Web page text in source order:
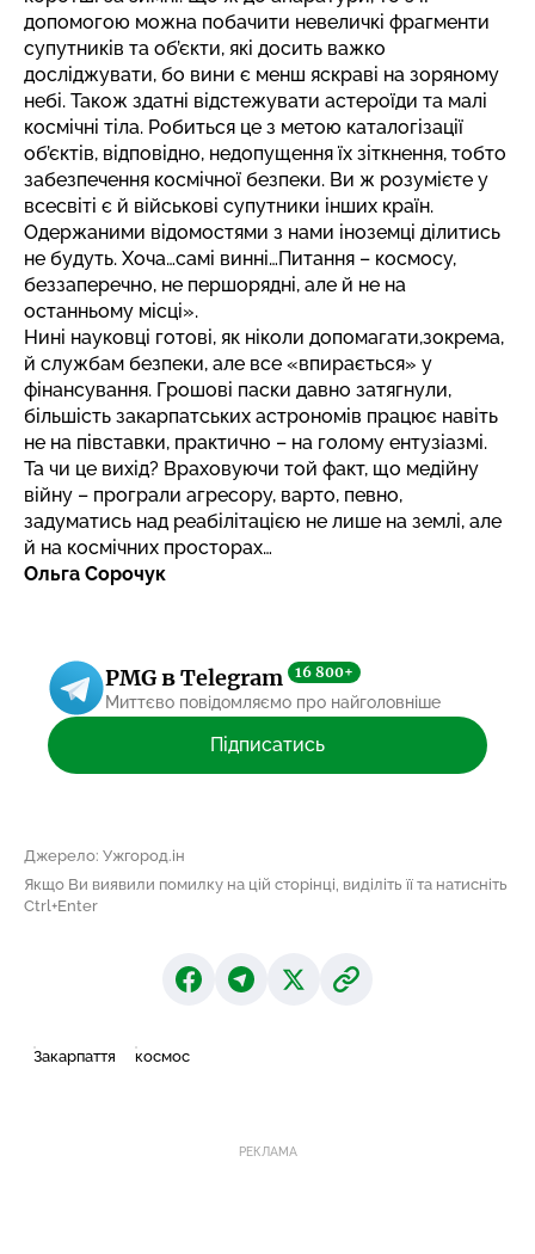
допомогою можна побачити невеличкі фрагменти
супутників та об’єкти, які досить важко
досліджувати, бо вини є менш яскраві на зоряному
небі. Також здатні відстежувати астероїди та малі
космічні тіла. Робиться це з метою каталогізації
об’єктів, відповідно, недопущення їх зіткнення, тобто
забезпечення космічної безпеки. Ви ж розумієте у
всесвіті є й військові супутники інших країн.
Одержаними відомостями з нами іноземці ділитись
не будуть. Хоча…самі винні…Питання – космосу,
беззаперечно, не першорядні, але й не на
останньому місці».
Нині науковці готові, як ніколи допомагати,зокрема,
й службам безпеки, але все «впирається» у
фінансування. Грошові паски давно затягнули,
більшість закарпатських астрономів працює навіть
не на півставки, практично – на голому ентузіазмі.
Та чи це вихід? Враховуючи той факт, що медійну
війну – програли агресору, варто, певно,
задуматись над реабілітацією не лише на землі, але
й на космічних просторах…
Ольга Сорочук
PMG в Telegram 16 800+
Миттєво повідомляємо про найголовніше
Підписатись
Джерело: Ужгород.ін
Якщо Ви виявили помилку на цій сторінці, виділіть її та натисніть
Ctrl+Enter
Закарпаття космос
РЕКЛАМА